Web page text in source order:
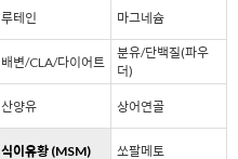
루테인 마그네슘
배변/CLA/다이어트
분유/단백질(파우
더)
산양유 상어연골
식이유황 (MSM) 쏘팔메토